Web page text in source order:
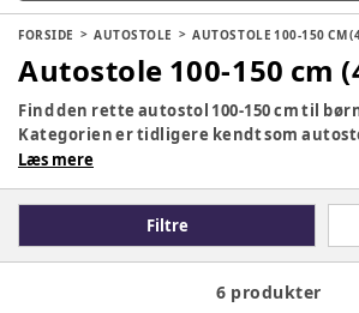
FORSIDE AUTOSTOLE AUTOSTOLE 100-150 CM
Autostole 100-150 cm
Find den rette autostol 100-150 cm til
Kategorien er tidligere kendt som
omfatter i-Size autostole, der vælges
med ISOFIX og/eller selemontering,
sidekollisionsbeskyttelse og
populære mærker som Britax Römer,
Læs mere
Filtre
6 produkter